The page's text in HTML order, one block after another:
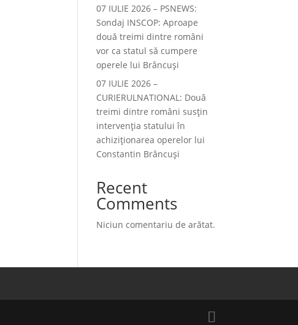
07 IULIE 2026 – PSNEWS:
Sondaj INSCOP: Aproape
două treimi dintre români
vor ca statul să cumpere
operele lui Brâncuși
07 IULIE 2026 –
CURIERULNATIONAL: Două
treimi dintre români susțin
intervenția statului în
achiziționarea operelor lui
Constantin Brâncuși
Recent
Comments
Niciun comentariu de arătat.